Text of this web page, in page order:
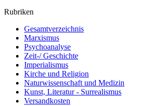
Rubriken
Gesamtverzeichnis
Marxismus
Psychoanalyse
Zeit-/ Geschichte
Imperialismus
Kirche und Religion
Naturwissenschaft und Medizin
Kunst, Literatur - Surrealismus
Versandkosten